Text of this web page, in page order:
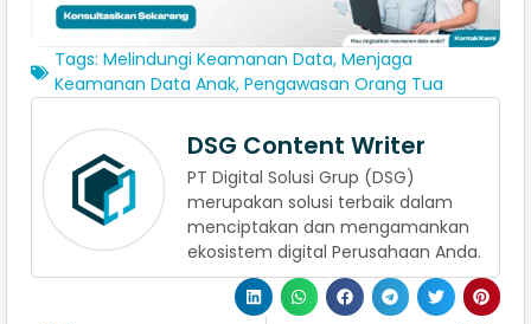
Tags: Melindungi Keamanan Data, Menjaga
Keamanan Data Anak, Pengawasan Orang Tua
DSG Content Writer
PT Digital Solusi Grup (DSG)
merupakan solusi terbaik dalam
menciptakan dan mengamankan
ekosistem digital Perusahaan Anda.